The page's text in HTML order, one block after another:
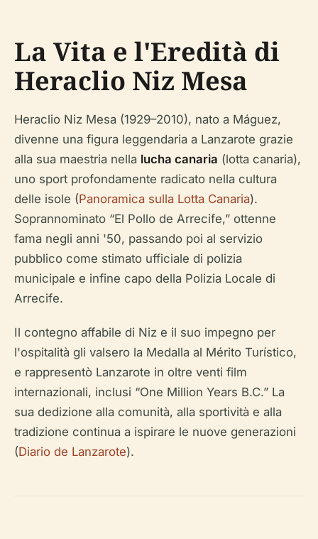
La Vita e l'Eredità di
Heraclio Niz Mesa
Heraclio Niz Mesa (1929–2010), nato a Máguez,
divenne una figura leggendaria a Lanzarote grazie
alla sua maestria nella lucha canaria (lotta canaria),
uno sport profondamente radicato nella cultura
delle isole (Panoramica sulla Lotta Canaria).
Soprannominato “El Pollo de Arrecife,” ottenne
fama negli anni '50, passando poi al servizio
pubblico come stimato ufficiale di polizia
municipale e infine capo della Polizia Locale di
Arrecife.
Il contegno affabile di Niz e il suo impegno per
l'ospitalità gli valsero la Medalla al Mérito Turístico,
e rappresentò Lanzarote in oltre venti film
internazionali, inclusi “One Million Years B.C.” La
sua dedizione alla comunità, alla sportività e alla
tradizione continua a ispirare le nuove generazioni
(Diario de Lanzarote).